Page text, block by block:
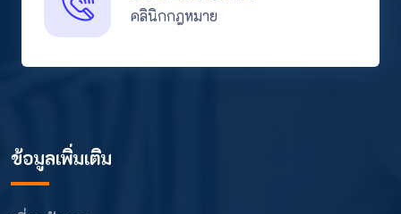
คลินิกกฎหมาย
ข้อมูลเพิ่มเติม